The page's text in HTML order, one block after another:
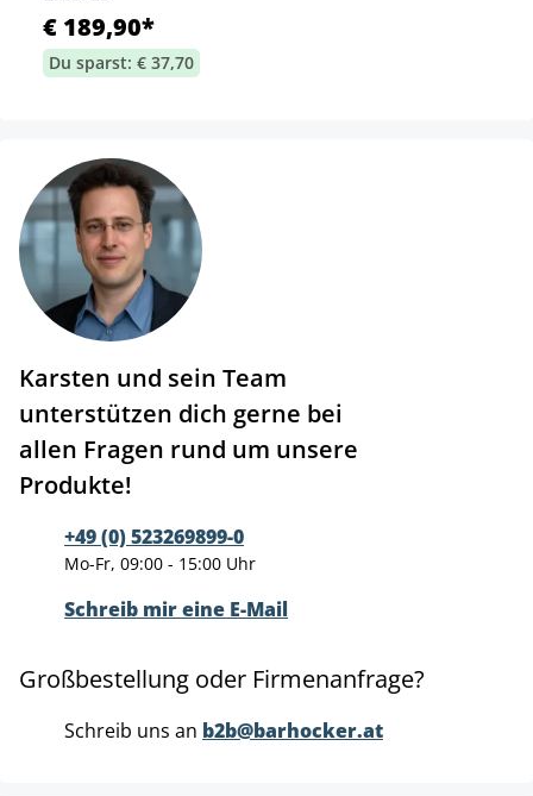
€ 189,90*
Du sparst: € 37,70
Karsten und sein Team
unterstützen dich gerne bei
allen Fragen rund um unsere
Produkte!
+49 (0) 523269899-0
Mo-Fr, 09:00 - 15:00 Uhr
Schreib mir eine E-Mail
Großbestellung oder Firmenanfrage?
Schreib uns an b2b@barhocker.at